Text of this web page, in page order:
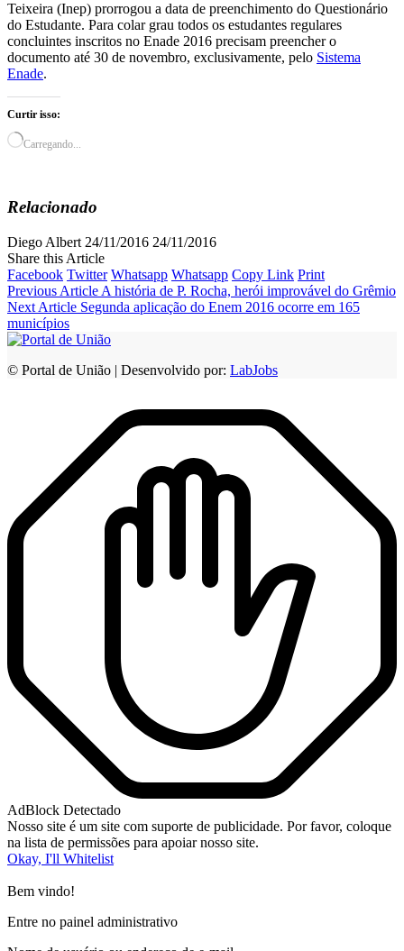
Teixeira (Inep) prorrogou a data de preenchimento do Questionário
do Estudante. Para colar grau todos os estudantes regulares
concluintes inscritos no Enade 2016 precisam preencher o
documento até 30 de novembro, exclusivamente, pelo Sistema
Enade.
Curtir isso:
Carregando...
Relacionado
Diego Albert 24/11/2016 24/11/2016
Share this Article
Facebook Twitter Whatsapp Whatsapp Copy Link Print
Previous Article A história de P. Rocha, herói improvável do Grêmio
Next Article Segunda aplicação do Enem 2016 ocorre em 165
municípios
© Portal de União | Desenvolvido por: LabJobs
AdBlock Detectado
Nosso site é um site com suporte de publicidade. Por favor, coloque
na lista de permissões para apoiar nosso site.
Okay, I'll Whitelist
Bem vindo!
Entre no painel administrativo